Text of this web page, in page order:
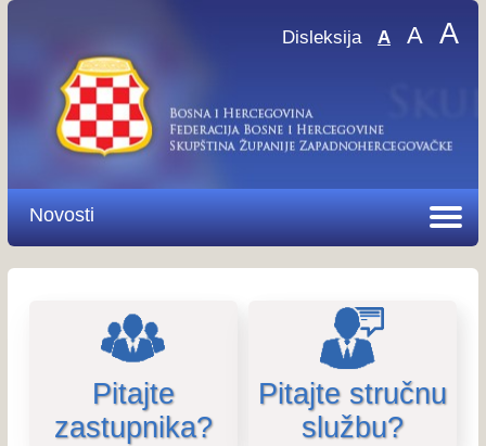
Disleksija A A A
Novosti
Pitajte
zastupnika?
Pitajte stručnu
službu?